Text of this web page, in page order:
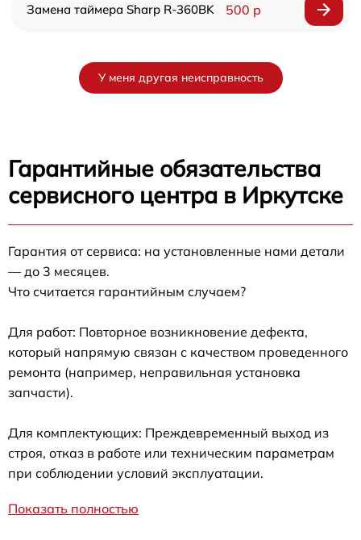
Замена таймера Sharp R-360BK 500 р
У меня другая неисправность
Гарантийные обязательства
сервисного центра в Иркутске
Гарантия от сервиса: на установленные нами детали
— до 3 месяцев.
Что считается гарантийным случаем?
Для работ: Повторное возникновение дефекта,
который напрямую связан с качеством проведенного
ремонта (например, неправильная установка
запчасти).
Для комплектующих: Преждевременный выход из
строя, отказ в работе или техническим параметрам
при соблюдении условий эксплуатации.
Показать полностью